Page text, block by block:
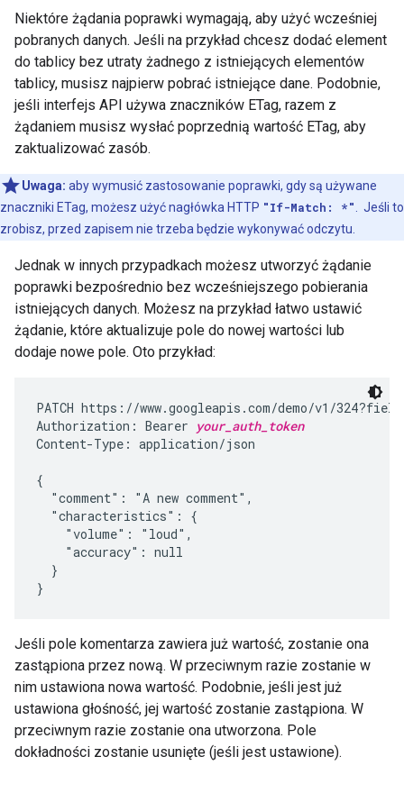
Niektóre żądania poprawki wymagają, aby użyć wcześniej
pobranych danych. Jeśli na przykład chcesz dodać element
do tablicy bez utraty żadnego z istniejących elementów
tablicy, musisz najpierw pobrać istniejące dane. Podobnie,
jeśli interfejs API używa znaczników ETag, razem z
żądaniem musisz wysłać poprzednią wartość ETag, aby
zaktualizować zasób.
Uwaga: aby wymusić zastosowanie poprawki, gdy są używane
znaczniki ETag, możesz użyć nagłówka HTTP "If-Match: *"
. Jeśli to
zrobisz, przed zapisem nie trzeba będzie wykonywać odczytu.
Jednak w innych przypadkach możesz utworzyć żądanie
poprawki bezpośrednio bez wcześniejszego pobierania
istniejących danych. Możesz na przykład łatwo ustawić
żądanie, które aktualizuje pole do nowej wartości lub
dodaje nowe pole. Oto przykład:
PATCH https://www.googleapis.com/demo/v1/
Authorization: Bearer your_auth_token
Content-Type: application/json
{
  "comment": "A new comment",
  "characteristics": {
    "volume": "loud",
    "accuracy": null
  }
}
Jeśli pole komentarza zawiera już wartość, zostanie ona
zastąpiona przez nową. W przeciwnym razie zostanie w
nim ustawiona nowa wartość. Podobnie, jeśli jest już
ustawiona głośność, jej wartość zostanie zastąpiona. W
przeciwnym razie zostanie ona utworzona. Pole
dokładności zostanie usunięte (jeśli jest ustawione).